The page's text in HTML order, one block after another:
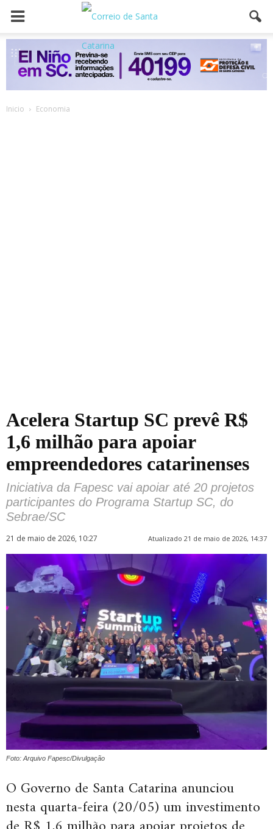
Inicio Economia
Acelera Startup SC prevê R$
1,6 milhão para apoiar
empreendedores catarinenses
Iniciativa da Fapesc vai apoiar até 20 projetos
participantes do Programa Startup SC, do
Sebrae/SC
21 de maio de 2026, 10:27 Atualizado 21 de maio de 2026, 14:37
Foto: Arquivo Fapesc/Divulgação
O Governo de Santa Catarina anunciou
nesta quarta-feira (20/05) um investimento